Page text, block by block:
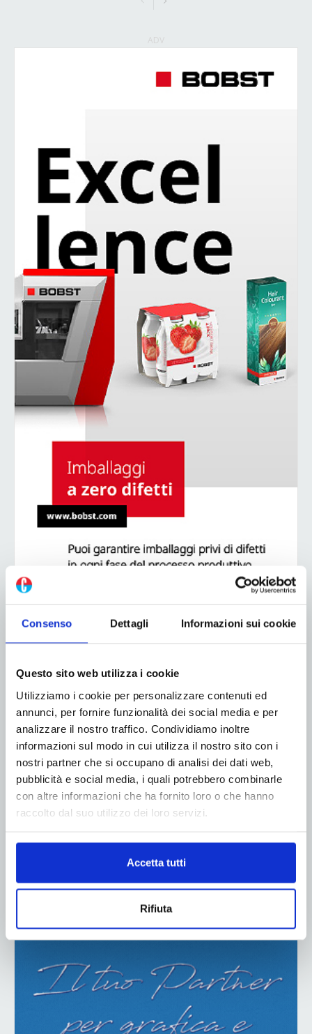
Consenso Dettagli Informazioni sui cookie
Questo sito web utilizza i cookie
Utilizziamo i cookie per personalizzare contenuti ed
annunci, per fornire funzionalità dei social media e per
analizzare il nostro traffico. Condividiamo inoltre
informazioni sul modo in cui utilizza il nostro sito con i
nostri partner che si occupano di analisi dei dati web,
pubblicità e social media, i quali potrebbero combinarle
con altre informazioni che ha fornito loro o che hanno
raccolto dal suo utilizzo dei loro servizi.
Accetta tutti
Rifiuta